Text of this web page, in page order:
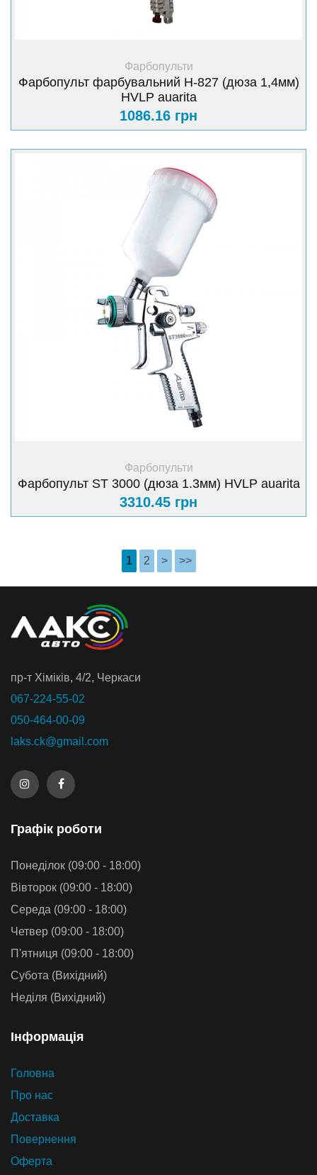
+ Купити
Фарбопульти
Фарбопульт фарбувальний H-827 (дюза 1,4мм)
HVLP auarita
1086.16 грн
+ Купити
Фарбопульти
Фарбопульт ST 3000 (дюза 1.3мм) HVLP auarita
3310.45 грн
1 2 > >>
пр-т Хiмiкiв, 4/2, Черкаси
067-224-55-02
050-464-00-09
laks.ck@gmail.com
Графiк роботи
Понеділок (09:00 - 18:00)
Вівторок (09:00 - 18:00)
Середа (09:00 - 18:00)
Четвер (09:00 - 18:00)
П'ятниця (09:00 - 18:00)
Субота (Вихідний)
Неділя (Вихідний)
Iнформацiя
Головна
Про нас
Доставка
Повернення
Оферта